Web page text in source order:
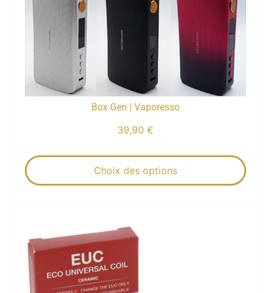
Box Gen | Vaporesso
39,90 €
Choix des options